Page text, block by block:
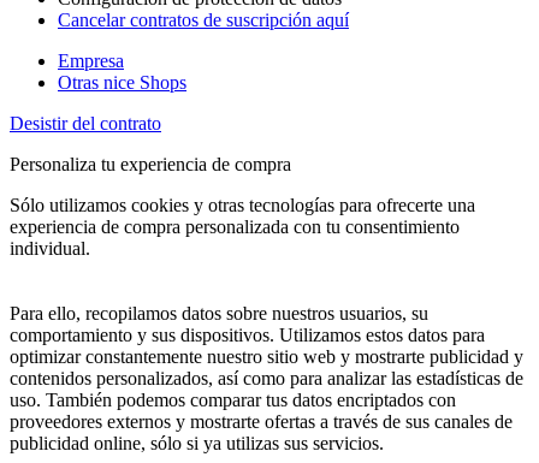
Cancelar contratos de suscripción aquí
Empresa
Otras nice Shops
Desistir del contrato
Personaliza tu experiencia de compra
Sólo utilizamos cookies y otras tecnologías para ofrecerte una
experiencia de compra personalizada con tu consentimiento
individual.
Para ello, recopilamos datos sobre nuestros usuarios, su
comportamiento y sus dispositivos. Utilizamos estos datos para
optimizar constantemente nuestro sitio web y mostrarte publicidad y
contenidos personalizados, así como para analizar las estadísticas de
uso. También podemos comparar tus datos encriptados con
proveedores externos y mostrarte ofertas a través de sus canales de
publicidad online, sólo si ya utilizas sus servicios.